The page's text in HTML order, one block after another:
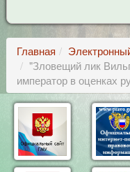
Главная
"Зловещий лик
император в оценках